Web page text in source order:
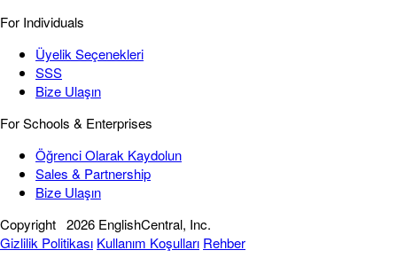
For Individuals
Üyelik Seçenekleri
SSS
Bize Ulaşın
For Schools & Enterprises
Öğrenci Olarak Kaydolun
Sales & Partnership
Bize Ulaşın
Copyright 2026 EnglishCentral, Inc.
Gizlilik Politikası Kullanım Koşulları Rehber